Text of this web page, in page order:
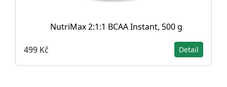
NutriMax 2:1:1 BCAA Instant, 500 g
499 Kč Detail